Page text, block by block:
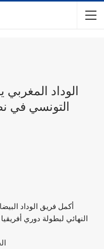
الوداد
التونسي في
أكمل فريق الوداد
النهائي لبطولة دوري